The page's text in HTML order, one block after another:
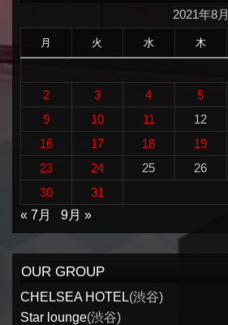
2021年8月
月 火 水 木
2
3 4 5
9
10 11 12
16
17 18 19
23
24 25 26
30
31
« 7月
9月 »
OUR GROUP
CHELSEA HOTEL(渋谷)
Star lounge(渋谷)